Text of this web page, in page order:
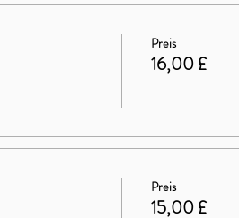
Preis
16,00 £
Preis
15,00 £